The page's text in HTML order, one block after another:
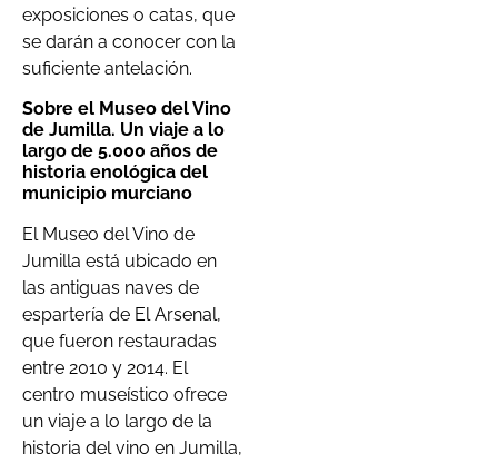
exposiciones o catas, que
se darán a conocer con la
suficiente antelación.
Sobre el Museo del Vino
de Jumilla. Un viaje a lo
largo de 5.000 años de
historia enológica del
municipio murciano
El Museo del Vino de
Jumilla está ubicado en
las antiguas naves de
espartería de El Arsenal,
que fueron restauradas
entre 2010 y 2014. El
centro museístico ofrece
un viaje a lo largo de la
historia del vino en Jumilla,